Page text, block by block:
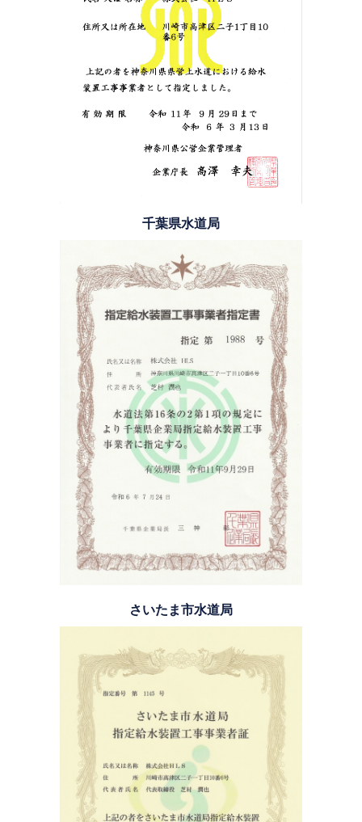
千葉県水道局
さいたま市水道局